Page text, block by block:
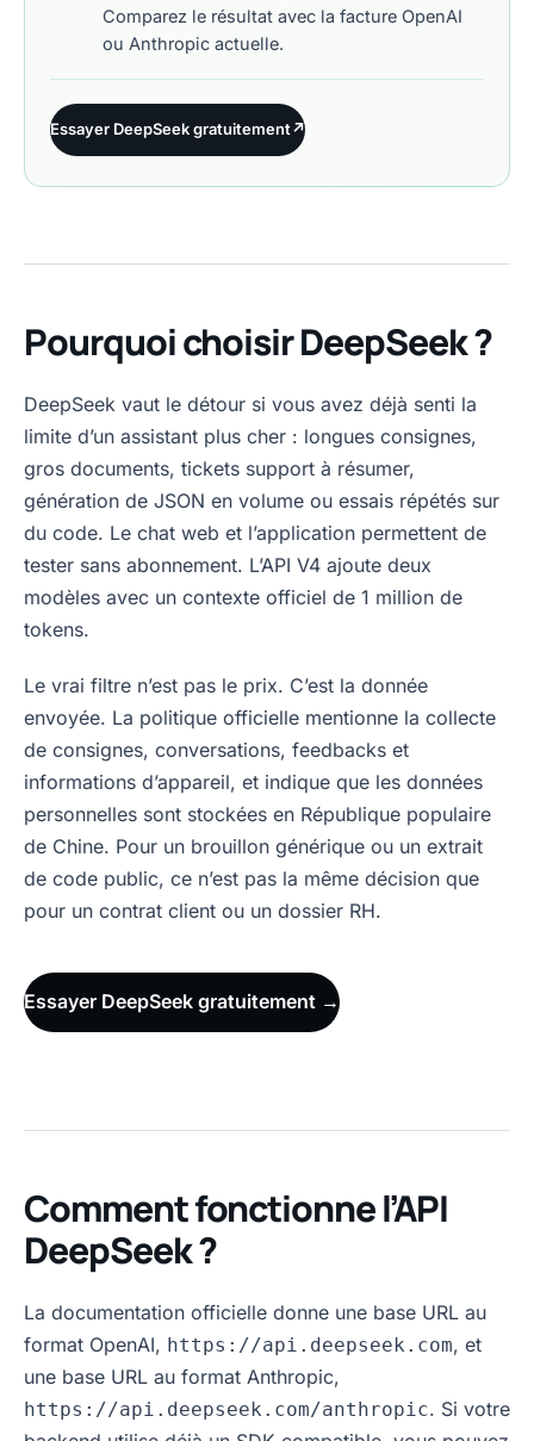
Comparez le résultat avec la facture OpenAI
ou Anthropic actuelle.
Essayer DeepSeek gratuitement↗
Pourquoi choisir DeepSeek ?
DeepSeek vaut le détour si vous avez déjà senti la
limite d’un assistant plus cher : longues consignes,
gros documents, tickets support à résumer,
génération de JSON en volume ou essais répétés sur
du code. Le chat web et l’application permettent de
tester sans abonnement. L’API V4 ajoute deux
modèles avec un contexte officiel de 1 million de
tokens.
Le vrai filtre n’est pas le prix. C’est la donnée
envoyée. La politique officielle mentionne la collecte
de consignes, conversations, feedbacks et
informations d’appareil, et indique que les données
personnelles sont stockées en République populaire
de Chine. Pour un brouillon générique ou un extrait
de code public, ce n’est pas la même décision que
pour un contrat client ou un dossier RH.
Essayer DeepSeek gratuitement →
Comment fonctionne l’API
DeepSeek ?
La documentation officielle donne une base URL au
format OpenAI, https://api.deepseek.com, et
une base URL au format Anthropic,
https://api.deepseek.com/anthropic. Si votre